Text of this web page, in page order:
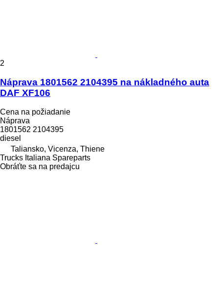
2
Náprava 1801562 2104395 na nákladného auta
DAF XF106
Cena na požiadanie
Náprava
1801562 2104395
diesel
Taliansko, Vicenza, Thiene
Trucks Italiana Spareparts
Obráťte sa na predajcu